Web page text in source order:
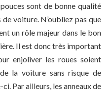
sont de bonne qualité
de voiture. N’oubliez pas que
un rôle majeur dans le bon
Il est donc très important
enjoliver les roues soient
la voiture sans risque de
Par ailleurs, les anneaux de